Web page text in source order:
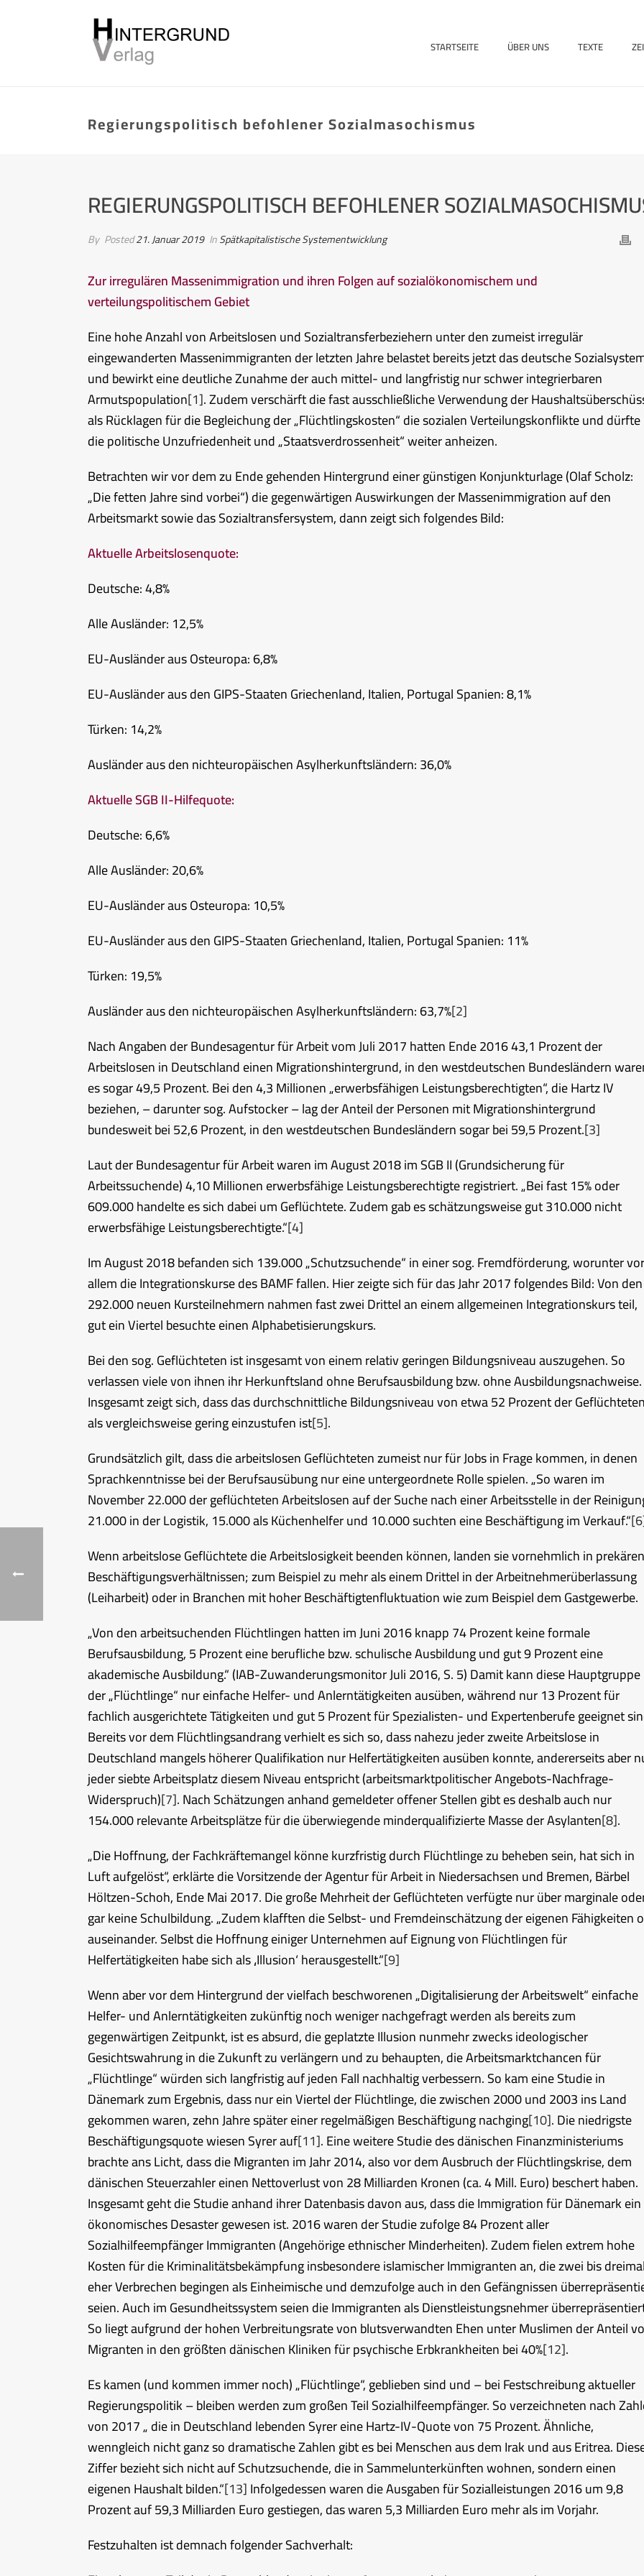
STARTSEITE ÜBER UNS TEXTE
Regierungspolitisch befohlener Sozialmasochismus
REGIERUNGSPOLITISCH BEFOHLENER
By Posted21. Januar 2019 InSpätkapitalistische Systementwicklung
Zur irregulären Massenimmigration und ihren Folgen auf sozialökonomischem und
verteilungspolitischem Gebiet
Eine hohe Anzahl von Arbeitslosen und Sozialtransferbeziehern unter den zumeist irregulär
eingewanderten Massenimmigranten der letzten Jahre belastet bereits jetzt das deutsche
und bewirkt eine deutliche Zunahme der auch mittel- und langfristig nur schwer integrierbaren
Armutspopulation[1]. Zudem verschärft die fast ausschließliche Verwendung der
als Rücklagen für die Begleichung der „Flüchtlingskosten“ die sozialen Verteilungskonflikte und dürfte
die politische Unzufriedenheit und „Staatsverdrossenheit“ weiter anheizen.
Betrachten wir vor dem zu Ende gehenden Hintergrund einer günstigen Konjunkturlage (Olaf Scholz:
„Die fetten Jahre sind vorbei“) die gegenwärtigen Auswirkungen der Massenimmigration auf den
Arbeitsmarkt sowie das Sozialtransfersystem, dann zeigt sich folgendes Bild:
Aktuelle Arbeitslosenquote:
Deutsche: 4,8%
Alle Ausländer: 12,5%
EU-Ausländer aus Osteuropa: 6,8%
EU-Ausländer aus den GIPS-Staaten Griechenland, Italien, Portugal Spanien: 8,1%
Türken: 14,2%
Ausländer aus den nichteuropäischen Asylherkunftsländern: 36,0%
Aktuelle SGB II-Hilfequote:
Deutsche: 6,6%
Alle Ausländer: 20,6%
EU-Ausländer aus Osteuropa: 10,5%
EU-Ausländer aus den GIPS-Staaten Griechenland, Italien, Portugal Spanien: 11%
Türken: 19,5%
Ausländer aus den nichteuropäischen Asylherkunftsländern: 63,7%[2]
Nach Angaben der Bundesagentur für Arbeit vom Juli 2017 hatten Ende 2016 43,1 Prozent der
Arbeitslosen in Deutschland einen Migrationshintergrund, in den westdeutschen Bundesländern
es sogar 49,5 Prozent. Bei den 4,3 Millionen „erwerbsfähigen Leistungsberechtigten“, die Hartz IV
beziehen, – darunter sog. Aufstocker – lag der Anteil der Personen mit Migrationshintergrund
bundesweit bei 52,6 Prozent, in den westdeutschen Bundesländern sogar bei 59,5 Prozent.[3]
Laut der Bundesagentur für Arbeit waren im August 2018 im SGB II (Grundsicherung für
Arbeitssuchende) 4,10 Millionen erwerbsfähige Leistungsberechtigte registriert. „Bei fast 15% oder
609.000 handelte es sich dabei um Geflüchtete. Zudem gab es schätzungsweise gut 310.000 nicht
erwerbsfähige Leistungsberechtigte.“[4]
Im August 2018 befanden sich 139.000 „Schutzsuchende“ in einer sog. Fremdförderung, worunter vor
allem die Integrationskurse des BAMF fallen. Hier zeigte sich für das Jahr 2017 folgendes Bild: Von den
292.000 neuen Kursteilnehmern nahmen fast zwei Drittel an einem allgemeinen Integrationskurs teil,
gut ein Viertel besuchte einen Alphabetisierungskurs.
Bei den sog. Geflüchteten ist insgesamt von einem relativ geringen Bildungsniveau auszugehen. So
verlassen viele von ihnen ihr Herkunftsland ohne Berufsausbildung bzw. ohne Ausbildungsnachweise.
Insgesamt zeigt sich, dass das durchschnittliche Bildungsniveau von etwa 52 Prozent der
als vergleichsweise gering einzustufen ist[5].
Grundsätzlich gilt, dass die arbeitslosen Geflüchteten zumeist nur für Jobs in Frage kommen, in denen
Sprachkenntnisse bei der Berufsausübung nur eine untergeordnete Rolle spielen. „So waren im
November 22.000 der geflüchteten Arbeitslosen auf der Suche nach einer Arbeitsstelle in der
21.000 in der Logistik, 15.000 als Küchenhelfer und 10.000 suchten eine Beschäftigung im Verkauf.“
Wenn arbeitslose Geflüchtete die Arbeitslosigkeit beenden können, landen sie vornehmlich in prekären
Beschäftigungsverhältnissen; zum Beispiel zu mehr als einem Drittel in der Arbeitnehmerüberlassung
(Leiharbeit) oder in Branchen mit hoher Beschäftigtenfluktuation wie zum Beispiel dem Gastgewerbe.
„Von den arbeitsuchenden Flüchtlingen hatten im Juni 2016 knapp 74 Prozent keine formale
Berufsausbildung, 5 Prozent eine berufliche bzw. schulische Ausbildung und gut 9 Prozent eine
akademische Ausbildung.“ (IAB-Zuwanderungsmonitor Juli 2016, S. 5) Damit kann diese Hauptgruppe
der „Flüchtlinge“ nur einfache Helfer- und Anlerntätigkeiten ausüben, während nur 13 Prozent für
fachlich ausgerichtete Tätigkeiten und gut 5 Prozent für Spezialisten- und Expertenberufe geeignet
Bereits vor dem Flüchtlingsandrang verhielt es sich so, dass nahezu jeder zweite Arbeitslose in
Deutschland mangels höherer Qualifikation nur Helfertätigkeiten ausüben konnte, andererseits aber
jeder siebte Arbeitsplatz diesem Niveau entspricht (arbeitsmarktpolitischer Angebots-Nachfrage-
Widerspruch)[7]. Nach Schätzungen anhand gemeldeter offener Stellen gibt es deshalb auch nur
154.000 relevante Arbeitsplätze für die überwiegende minderqualifizierte Masse der Asylanten[8].
„Die Hoffnung, der Fachkräftemangel könne kurzfristig durch Flüchtlinge zu beheben sein, hat sich in
Luft aufgelöst“, erklärte die Vorsitzende der Agentur für Arbeit in Niedersachsen und Bremen, Bärbel
Höltzen-Schoh, Ende Mai 2017. Die große Mehrheit der Geflüchteten verfügte nur über marginale
gar keine Schulbildung. „Zudem klafften die Selbst- und Fremdeinschätzung der eigenen Fähigkeiten
auseinander. Selbst die Hoffnung einiger Unternehmen auf Eignung von Flüchtlingen für
Helfertätigkeiten habe sich als ‚Illusion‘ herausgestellt.“[9]
Wenn aber vor dem Hintergrund der vielfach beschworenen „Digitalisierung der Arbeitswelt“ einfache
Helfer- und Anlerntätigkeiten zukünftig noch weniger nachgefragt werden als bereits zum
gegenwärtigen Zeitpunkt, ist es absurd, die geplatzte Illusion nunmehr zwecks ideologischer
Gesichtswahrung in die Zukunft zu verlängern und zu behaupten, die Arbeitsmarktchancen für
„Flüchtlinge“ würden sich langfristig auf jeden Fall nachhaltig verbessern. So kam eine Studie in
Dänemark zum Ergebnis, dass nur ein Viertel der Flüchtlinge, die zwischen 2000 und 2003 ins Land
gekommen waren, zehn Jahre später einer regelmäßigen Beschäftigung nachging[10]. Die niedrigste
Beschäftigungsquote wiesen Syrer auf[11]. Eine weitere Studie des dänischen Finanzministeriums
brachte ans Licht, dass die Migranten im Jahr 2014, also vor dem Ausbruch der Flüchtlingskrise, dem
dänischen Steuerzahler einen Nettoverlust von 28 Milliarden Kronen (ca. 4 Mill. Euro) beschert haben.
Insgesamt geht die Studie anhand ihrer Datenbasis davon aus, dass die Immigration für Dänemark ein
ökonomisches Desaster gewesen ist. 2016 waren der Studie zufolge 84 Prozent aller
Sozialhilfeempfänger Immigranten (Angehörige ethnischer Minderheiten). Zudem fielen extrem hohe
Kosten für die Kriminalitätsbekämpfung insbesondere islamischer Immigranten an, die zwei bis
eher Verbrechen begingen als Einheimische und demzufolge auch in den Gefängnissen
seien. Auch im Gesundheitssystem seien die Immigranten als Dienstleistungsnehmer
So liegt aufgrund der hohen Verbreitungsrate von blutsverwandten Ehen unter Muslimen der Anteil
Migranten in den größten dänischen Kliniken für psychische Erbkrankheiten bei 40%[12].
Es kamen (und kommen immer noch) „Flüchtlinge“, geblieben sind und – bei Festschreibung aktueller
Regierungspolitik – bleiben werden zum großen Teil Sozialhilfeempfänger. So verzeichneten nach
von 2017 „ die in Deutschland lebenden Syrer eine Hartz-IV-Quote von 75 Prozent. Ähnliche,
wenngleich nicht ganz so dramatische Zahlen gibt es bei Menschen aus dem Irak und aus Eritrea.
Ziffer bezieht sich nicht auf Schutzsuchende, die in Sammelunterkünften wohnen, sondern einen
eigenen Haushalt bilden.“[13]Infolgedessen waren die Ausgaben für Sozialleistungen 2016 um 9,8
Prozent auf 59,3 Milliarden Euro gestiegen, das waren 5,3 Milliarden Euro mehr als im Vorjahr.
Festzuhalten ist demnach folgender Sachverhalt: